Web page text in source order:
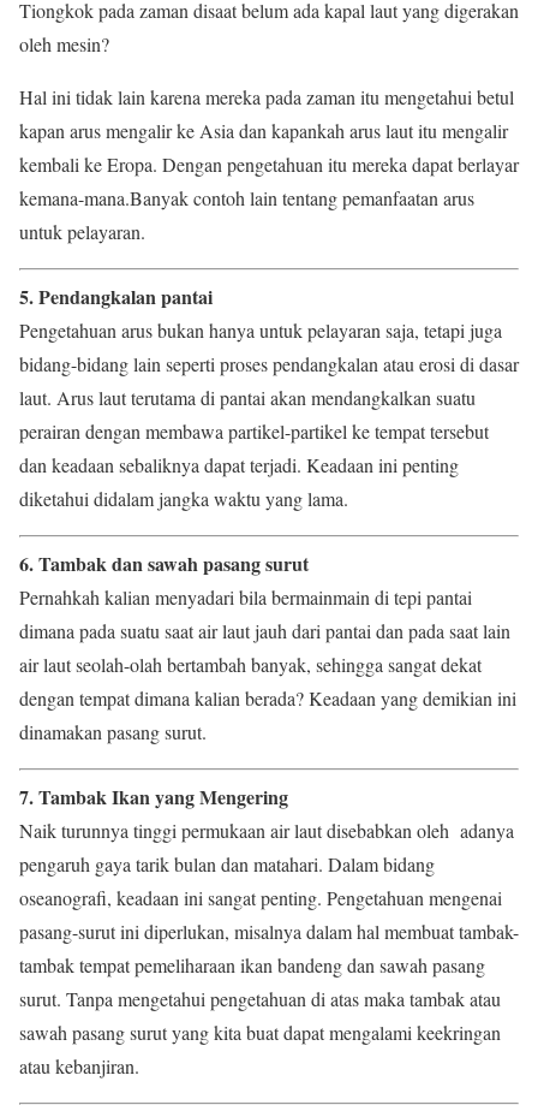
Tiongkok pada zaman disaat belum ada kapal laut yang digerakan
oleh mesin?
Hal ini tidak lain karena mereka pada zaman itu mengetahui betul
kapan arus mengalir ke Asia dan kapankah arus laut itu mengalir
kembali ke Eropa. Dengan pengetahuan itu mereka dapat berlayar
kemana-mana.Banyak contoh lain tentang pemanfaatan arus
untuk pelayaran.
5. Pendangkalan pantai
Pengetahuan arus bukan hanya untuk pelayaran saja, tetapi juga
bidang-bidang lain seperti proses pendangkalan atau erosi di dasar
laut. Arus laut terutama di pantai akan mendangkalkan suatu
perairan dengan membawa partikel-partikel ke tempat tersebut
dan keadaan sebaliknya dapat terjadi. Keadaan ini penting
diketahui didalam jangka waktu yang lama.
6. Tambak dan sawah pasang surut
Pernahkah kalian menyadari bila bermainmain di tepi pantai
dimana pada suatu saat air laut jauh dari pantai dan pada saat lain
air laut seolah-olah bertambah banyak, sehingga sangat dekat
dengan tempat dimana kalian berada? Keadaan yang demikian ini
dinamakan pasang surut.
7. Tambak Ikan yang Mengering
Naik turunnya tinggi permukaan air laut disebabkan oleh adanya
pengaruh gaya tarik bulan dan matahari. Dalam bidang
oseanografi, keadaan ini sangat penting. Pengetahuan mengenai
pasang-surut ini diperlukan, misalnya dalam hal membuat tambak-
tambak tempat pemeliharaan ikan bandeng dan sawah pasang
surut. Tanpa mengetahui pengetahuan di atas maka tambak atau
sawah pasang surut yang kita buat dapat mengalami keekringan
atau kebanjiran.